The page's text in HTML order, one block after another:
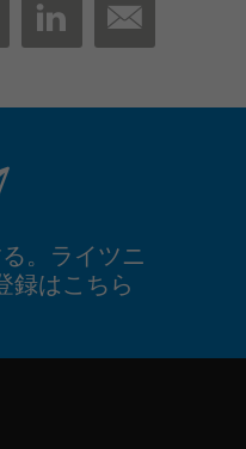
LINKEDIN
MAIL
。ライツニ
録はこちら